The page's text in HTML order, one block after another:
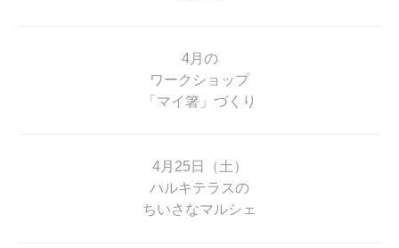
4月の
ワークショップ
「マイ箸」づくり
4月25日（土）
ハルキテラスの
ちいさなマルシェ